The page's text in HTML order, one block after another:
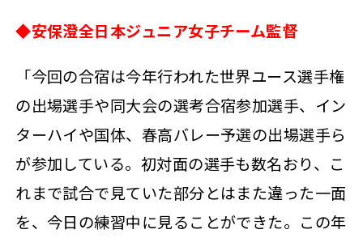
◆安保澄全日本ジュニア女子チーム監督
「今回の合宿は今年行われた世界ユース選手権
の出場選手や同大会の選考合宿参加選手、イン
ターハイや国体、春高バレー予選の出場選手ら
が参加している。初対面の選手も数名おり、こ
れまで試合で見ていた部分とはまた違った一面
を、今日の練習中に見ることができた。この年